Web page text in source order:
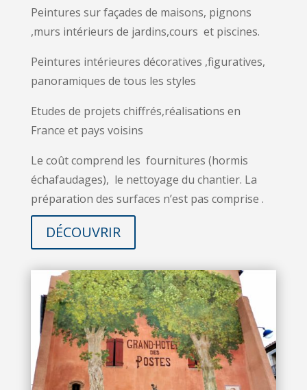
Peintures sur façades de maisons, pignons
,murs intérieurs de jardins,cours et piscines.
Peintures intérieures décoratives ,figuratives,
panoramiques de tous les styles
Etudes de projets chiffrés,réalisations en
France et pays voisins
Le coût comprend les fournitures (hormis
échafaudages), le nettoyage du chantier. La
préparation des surfaces n’est pas comprise .
DÉCOUVRIR